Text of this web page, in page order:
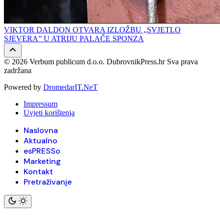
VIKTOR DALDON OTVARA IZLOŽBU „SVJETLO
SJEVERA” U ATRIJU PALAČE SPONZA
© 2026 Verbum publicum d.o.o. DubrovnikPress.hr Sva prava
zadržana
Powered by DromedarIT.NeT
Impressum
Uvjeti korištenja
Naslovna
Aktualno
esPRESSo
Marketing
Kontakt
Pretraživanje